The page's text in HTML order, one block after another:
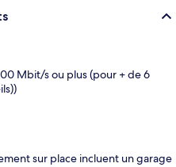
Mbit/s ou plus (pour + de 6
sur place incluent un garage